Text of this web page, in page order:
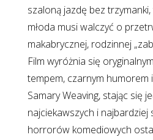
szaloną jazdę bez
młoda musi walczyć o
makabrycznej, rodzinnej
Film wyróżnia się
tempem, czarnym humorem
Samary Weaving, stając się
najciekawszych i najbardziej
horrorów komediowych